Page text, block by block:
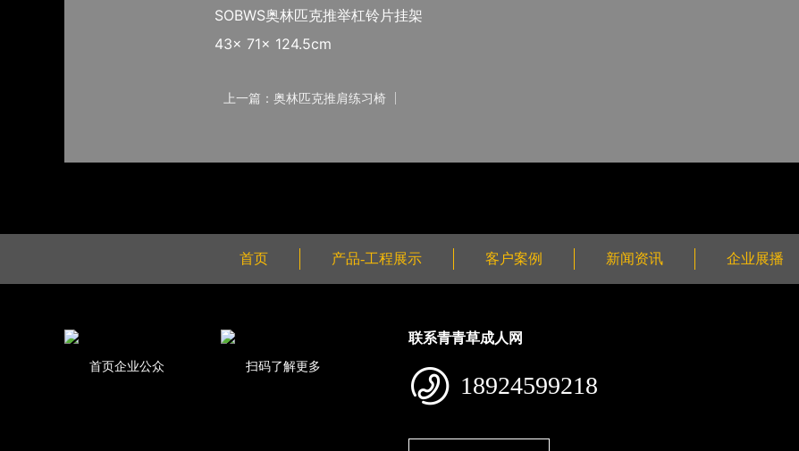
SOBWS奥林匹克推举杠铃片挂架
43x 71x 124.5cm
上一篇：奥林匹克推肩练习椅
首页 产品-工程展示 客户案例 新闻资讯 企业展播
首页企业公众 扫码了解更多
联系青青草成人网
18924599218